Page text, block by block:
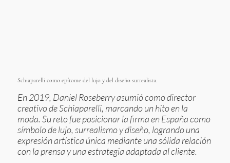
Schiaparelli como epítome del lujo y del diseño surrealista.
En 2019, Daniel Roseberry asumió como director
creativo de Schiaparelli, marcando un hito en la
moda. Su reto fue posicionar la firma en España como
símbolo de lujo, surrealismo y diseño, logrando una
expresión artística única mediante una sólida relación
con la prensa y una estrategia adaptada al cliente.